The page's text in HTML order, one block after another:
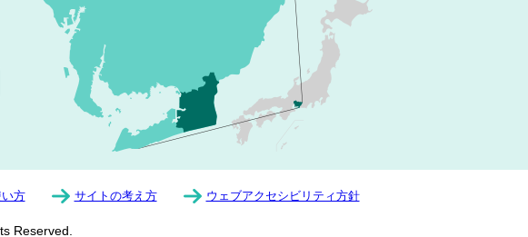
方 サイトの考え方 ウェブアクセシビリティ方針
Reserved.